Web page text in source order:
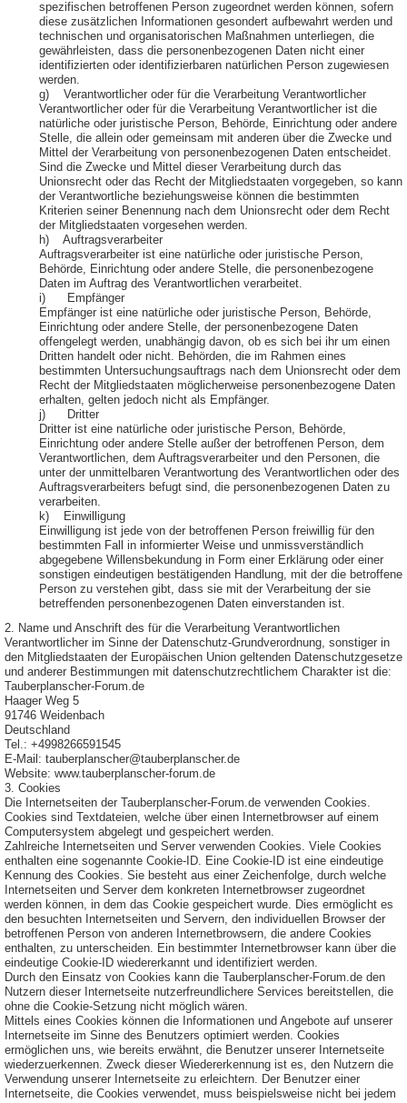
spezifischen betroffenen Person zugeordnet werden können, sofern
diese zusätzlichen Informationen gesondert aufbewahrt werden und
technischen und organisatorischen Maßnahmen unterliegen, die
gewährleisten, dass die personenbezogenen Daten nicht einer
identifizierten oder identifizierbaren natürlichen Person zugewiesen
werden.
g) Verantwortlicher oder für die Verarbeitung Verantwortlicher
Verantwortlicher oder für die Verarbeitung Verantwortlicher ist die
natürliche oder juristische Person, Behörde, Einrichtung oder andere
Stelle, die allein oder gemeinsam mit anderen über die Zwecke und
Mittel der Verarbeitung von personenbezogenen Daten entscheidet.
Sind die Zwecke und Mittel dieser Verarbeitung durch das
Unionsrecht oder das Recht der Mitgliedstaaten vorgegeben, so kann
der Verantwortliche beziehungsweise können die bestimmten
Kriterien seiner Benennung nach dem Unionsrecht oder dem Recht
der Mitgliedstaaten vorgesehen werden.
h) Auftragsverarbeiter
Auftragsverarbeiter ist eine natürliche oder juristische Person,
Behörde, Einrichtung oder andere Stelle, die personenbezogene
Daten im Auftrag des Verantwortlichen verarbeitet.
i) Empfänger
Empfänger ist eine natürliche oder juristische Person, Behörde,
Einrichtung oder andere Stelle, der personenbezogene Daten
offengelegt werden, unabhängig davon, ob es sich bei ihr um einen
Dritten handelt oder nicht. Behörden, die im Rahmen eines
bestimmten Untersuchungsauftrags nach dem Unionsrecht oder dem
Recht der Mitgliedstaaten möglicherweise personenbezogene Daten
erhalten, gelten jedoch nicht als Empfänger.
j) Dritter
Dritter ist eine natürliche oder juristische Person, Behörde,
Einrichtung oder andere Stelle außer der betroffenen Person, dem
Verantwortlichen, dem Auftragsverarbeiter und den Personen, die
unter der unmittelbaren Verantwortung des Verantwortlichen oder des
Auftragsverarbeiters befugt sind, die personenbezogenen Daten zu
verarbeiten.
k) Einwilligung
Einwilligung ist jede von der betroffenen Person freiwillig für den
bestimmten Fall in informierter Weise und unmissverständlich
abgegebene Willensbekundung in Form einer Erklärung oder einer
sonstigen eindeutigen bestätigenden Handlung, mit der die betroffene
Person zu verstehen gibt, dass sie mit der Verarbeitung der sie
betreffenden personenbezogenen Daten einverstanden ist.
2. Name und Anschrift des für die Verarbeitung Verantwortlichen
Verantwortlicher im Sinne der Datenschutz-Grundverordnung, sonstiger in
den Mitgliedstaaten der Europäischen Union geltenden Datenschutzgesetze
und anderer Bestimmungen mit datenschutzrechtlichem Charakter ist die:
Tauberplanscher-Forum.de
Haager Weg 5
91746 Weidenbach
Deutschland
Tel.: +4998266591545
E-Mail: tauberplanscher@tauberplanscher.de
Website: www.tauberplanscher-forum.de
3. Cookies
Die Internetseiten der Tauberplanscher-Forum.de verwenden Cookies.
Cookies sind Textdateien, welche über einen Internetbrowser auf einem
Computersystem abgelegt und gespeichert werden.
Zahlreiche Internetseiten und Server verwenden Cookies. Viele Cookies
enthalten eine sogenannte Cookie-ID. Eine Cookie-ID ist eine eindeutige
Kennung des Cookies. Sie besteht aus einer Zeichenfolge, durch welche
Internetseiten und Server dem konkreten Internetbrowser zugeordnet
werden können, in dem das Cookie gespeichert wurde. Dies ermöglicht es
den besuchten Internetseiten und Servern, den individuellen Browser der
betroffenen Person von anderen Internetbrowsern, die andere Cookies
enthalten, zu unterscheiden. Ein bestimmter Internetbrowser kann über die
eindeutige Cookie-ID wiedererkannt und identifiziert werden.
Durch den Einsatz von Cookies kann die Tauberplanscher-Forum.de den
Nutzern dieser Internetseite nutzerfreundlichere Services bereitstellen, die
ohne die Cookie-Setzung nicht möglich wären.
Mittels eines Cookies können die Informationen und Angebote auf unserer
Internetseite im Sinne des Benutzers optimiert werden. Cookies
ermöglichen uns, wie bereits erwähnt, die Benutzer unserer Internetseite
wiederzuerkennen. Zweck dieser Wiedererkennung ist es, den Nutzern die
Verwendung unserer Internetseite zu erleichtern. Der Benutzer einer
Internetseite, die Cookies verwendet, muss beispielsweise nicht bei jedem